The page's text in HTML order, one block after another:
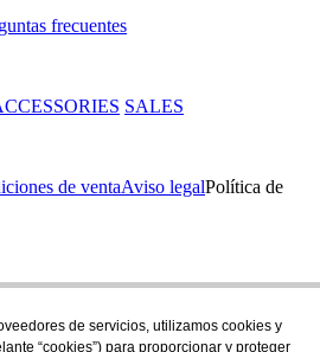
frecuentes
SALES
de ventaAviso legalPolítica de
contactar con nosotros en nuestra
de servicios, utilizamos cookies y
“cookies”) para proporcionar y proteger